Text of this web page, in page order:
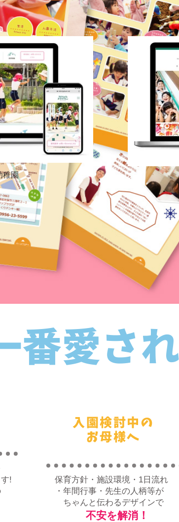
稚園
!
入園 ​検討中の
お母様へ
保育方針・施設環境・1日流れ
・年間行事・先生の人柄等が
ちゃんと伝わるデザインで
不安を解消 ！
番愛さ